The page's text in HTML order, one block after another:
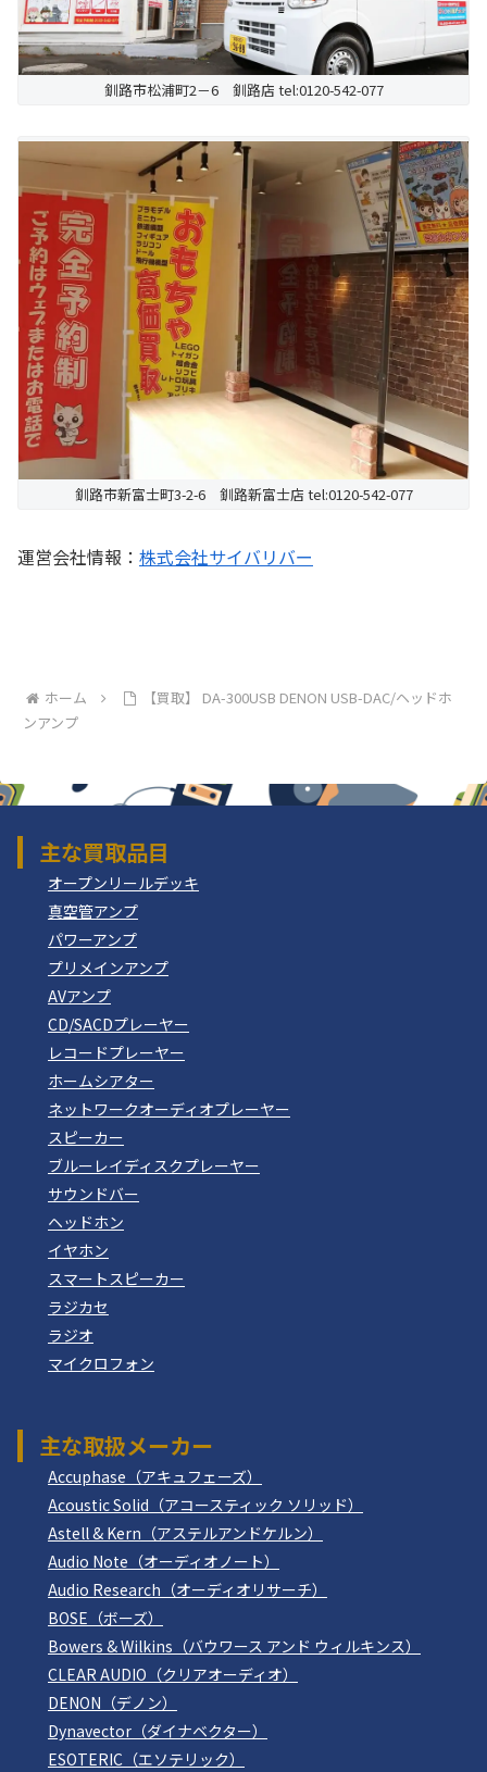
釧路市松浦町2－6 釧路店 tel:0120-542-077
釧路市新富士町3-2-6 釧路新富士店 tel:0120-542-077
運営会社情報： 株式会社サイバリバー
ホーム
【買取】 DA-300USB DENON USB-DAC/ヘッドホ
ンアンプ
主な買取品目
オープンリールデッキ
真空管アンプ
パワーアンプ
プリメインアンプ
AVアンプ
CD/SACDプレーヤー
レコードプレーヤー
ホームシアター
ネットワークオーディオプレーヤー
スピーカー
ブルーレイディスクプレーヤー
サウンドバー
ヘッドホン
イヤホン
スマートスピーカー
ラジカセ
ラジオ
マイクロフォン
主な取扱メーカー
Accuphase（アキュフェーズ）
Acoustic Solid（アコースティック ソリッド）
Astell & Kern（アステルアンドケルン）
Audio Note（オーディオノート）
Audio Research（オーディオリサーチ）
BOSE（ボーズ）
Bowers & Wilkins（バウワース アンド ウィルキンス）
CLEAR AUDIO（クリアオーディオ）
DENON（デノン）
Dynavector（ダイナベクター）
ESOTERIC（エソテリック）